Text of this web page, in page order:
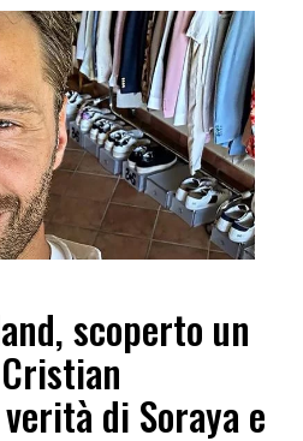
scoperto un
di Soraya e